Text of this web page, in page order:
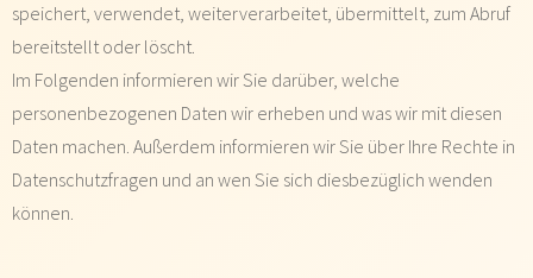
speichert, verwendet, weiterverarbeitet, übermittelt, zum Abruf
bereitstellt oder löscht.
Im Folgenden informieren wir Sie darüber, welche
personenbezogenen Daten wir erheben und was wir mit diesen
Daten machen. Außerdem informieren wir Sie über Ihre Rechte in
Datenschutzfragen und an wen Sie sich diesbezüglich wenden
können.